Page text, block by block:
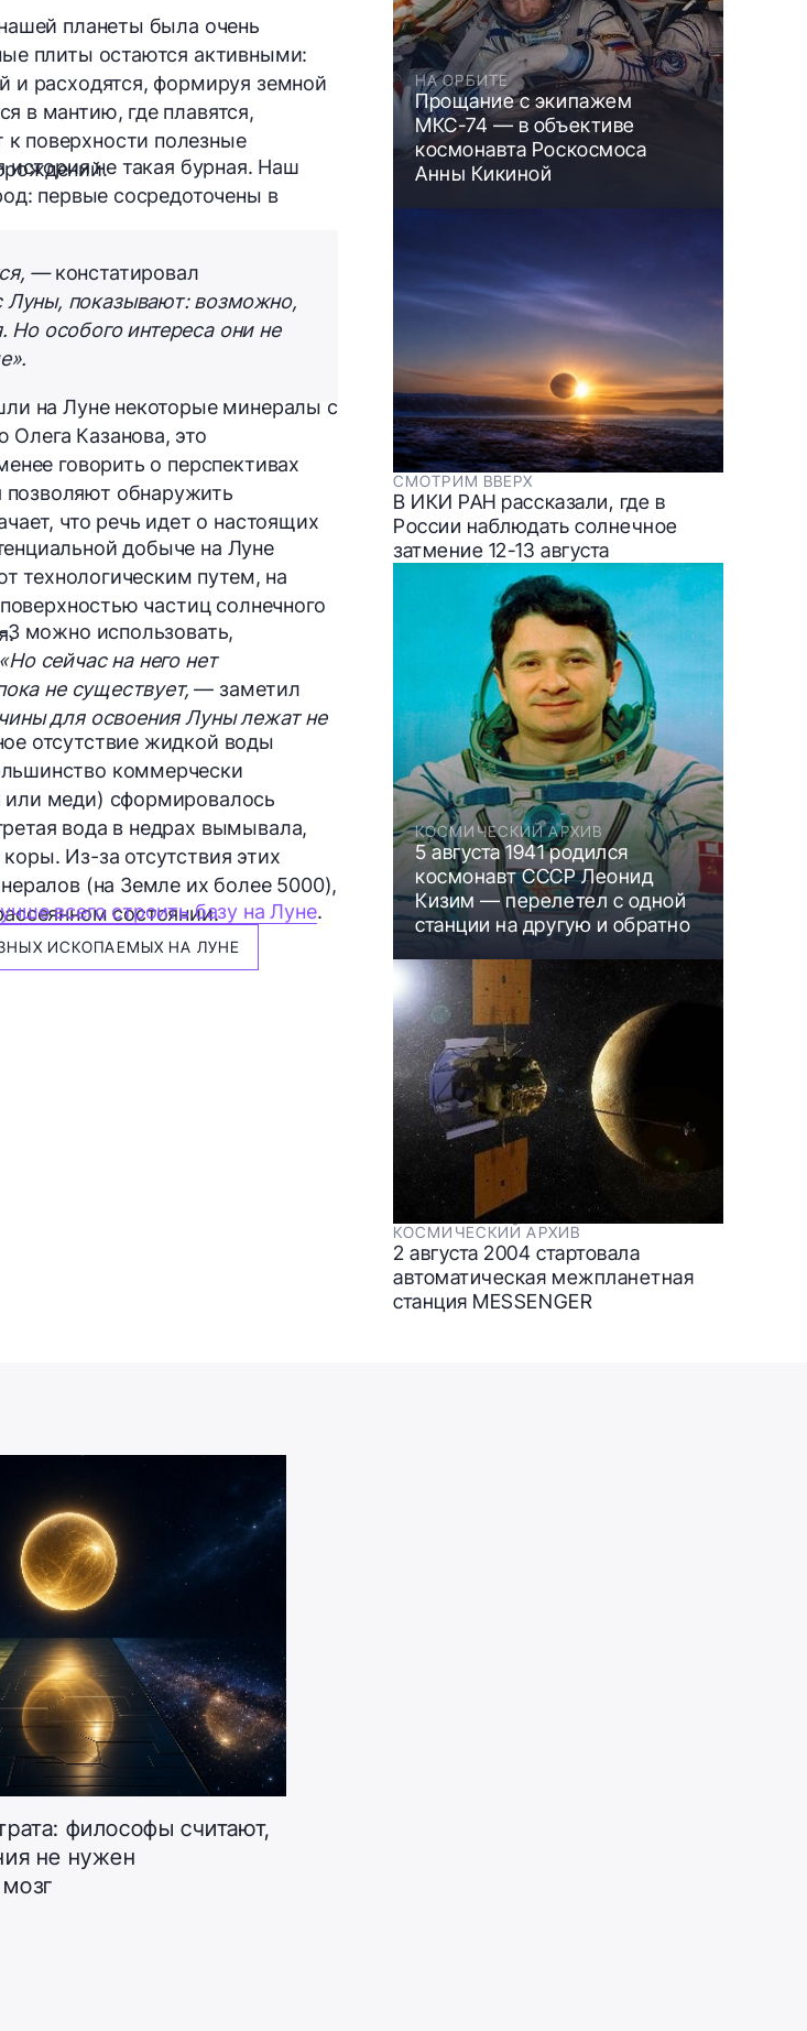
планеты была очень
плиты остаются активными:
и расходятся, формируя земной
в мантию, где плавятся,
поверхности полезные
история не такая бурная. Наш
первые сосредоточены в
—констатировал
Луны, показывают: возможно,
Но особого интереса они не
на Луне некоторые минералы с
Казанова, это
говорить о перспективах
обнаружить
что речь идет о настоящих
добыче на Луне
технологическим путем, на
частиц солнечного
3 можно использовать,
«Но сейчас на него нет
не существует, — заметил
для освоения Луны лежат не
отсутствие жидкой воды
коммерчески
или меди) сформировалось
вода в недрах вымывала,
Из-за отсутствия этих
(на Земле их более 5000),
состоянии.
всего строить базу на Луне.
ИСКОПАЕМЫХ НА ЛУНЕ
НА ОРБИТЕ
Прощание с экипажем
МКС-74 — в объективе
космонавта Роскосмоса
Анны Кикиной
СМОТРИМ ВВЕРХ
В ИКИ РАН рассказали, где в
России наблюдать солнечное
затмение 12-13 августа
КОСМИЧЕСКИЙ АРХИВ
5 августа 1941 родился
космонавт СССР Леонид
Кизим — перелетел с одной
станции на другую и обратно
КОСМИЧЕСКИЙ АРХИВ
2 августа 2004 стартовала
автоматическая межпланетная
станция MESSENGER
философы считают,
не нужен